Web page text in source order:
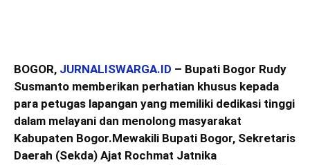
BOGOR, JURNALISWARGA.ID – Bupati Bogor Rudy
Susmanto memberikan perhatian khusus kepada
para petugas lapangan yang memiliki dedikasi tinggi
dalam melayani dan menolong masyarakat
Kabupaten Bogor.Mewakili Bupati Bogor, Sekretaris
Daerah (Sekda) Ajat Rochmat Jatnika